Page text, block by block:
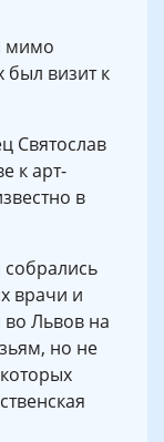
мимо
был визит к
Святослав
к арт-
в
врачи и
Львов на
но не